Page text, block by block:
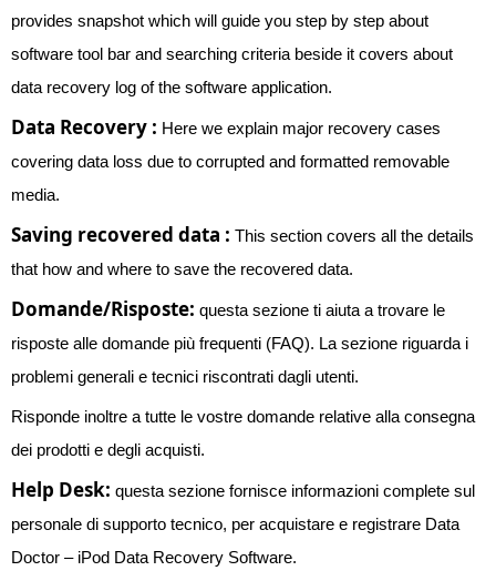
provides snapshot which will guide you step by step about
software tool bar and searching criteria beside it covers about
data recovery log of the software application.
Data Recovery : Here we explain major recovery cases
covering data loss due to corrupted and formatted removable
media.
Saving recovered data : This section covers all the details
that how and where to save the recovered data.
Domande/Risposte: questa sezione ti aiuta a trovare le
risposte alle domande più frequenti (FAQ). La sezione riguarda i
problemi generali e tecnici riscontrati dagli utenti.
Risponde inoltre a tutte le vostre domande relative alla consegna
dei prodotti e degli acquisti.
Help Desk: questa sezione fornisce informazioni complete sul
personale di supporto tecnico, per acquistare e registrare Data
Doctor – iPod Data Recovery Software.